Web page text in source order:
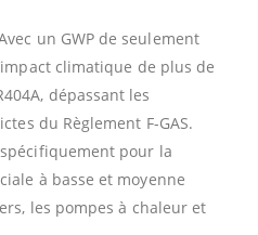
un GWP de seulement
climatique de plus de
dépassant les
du Règlement F-GAS.
pour la
à basse et moyenne
les pompes à chaleur et